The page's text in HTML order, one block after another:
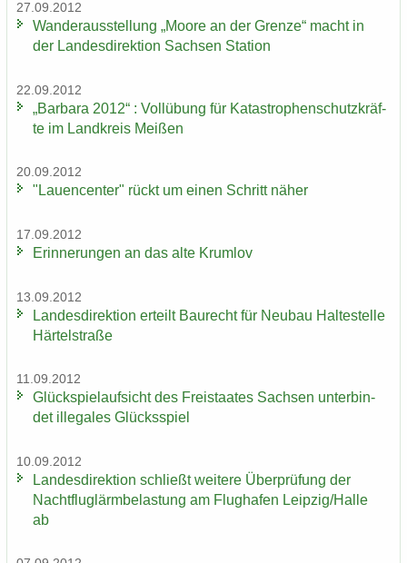
27.09.2012
Wan­der­aus­stel­lung „Moore an der Gren­ze“ macht in
der Lan­des­di­rek­ti­on Sach­sen Sta­ti­on
22.09.2012
„Bar­ba­ra 2012“ : Voll­übung für Ka­ta­stro­phen­schutz­kräf­
te im Land­kreis Mei­ßen
20.09.2012
"Lau­en­cen­ter" rückt um einen Schritt näher
17.09.2012
Er­in­ne­run­gen an das alte Krum­lov
13.09.2012
Lan­des­di­rek­ti­on er­teilt Bau­recht für Neu­bau Hal­te­stel­le
Här­tel­stra­ße
11.09.2012
Glück­spiel­auf­sicht des Frei­staa­tes Sach­sen un­ter­bin­
det il­le­ga­les Glücks­spiel
10.09.2012
Lan­des­di­rek­ti­on schließt wei­te­re Über­prü­fung der
Nacht­flug­lärm­be­las­tung am Flug­ha­fen Leip­zig/Halle
ab